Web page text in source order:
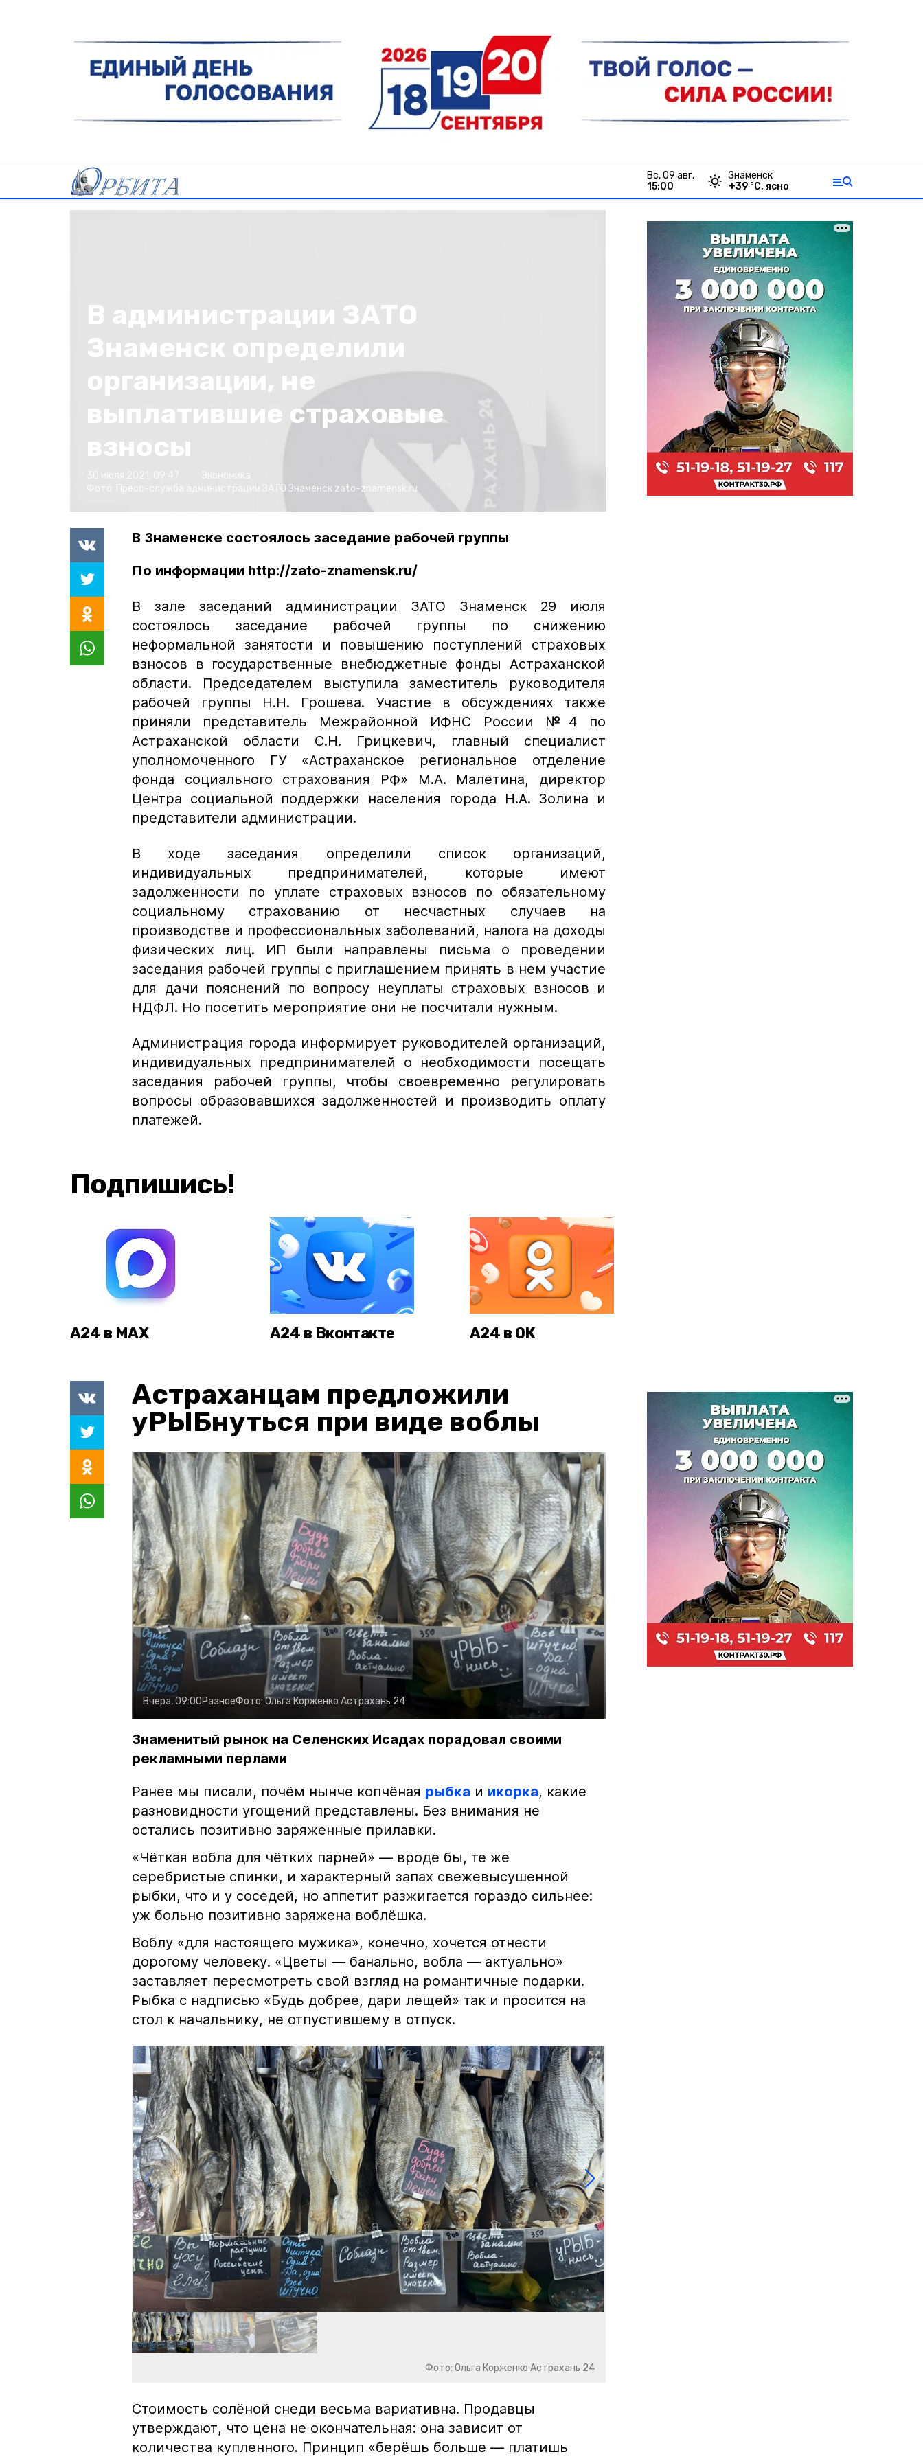
вс, 09 авг.
15:00
Знаменск
+39 °С, ясно
В администрации ЗАТО
Знаменск определили
организации, не
выплатившие страховые
взносы
Пресс-служба администрации ЗАТО Знаменск zato-znamensk.ru
В Знаменске состоялось заседание рабочей группы
По информации http://zato-znamensk.ru/
В зале заседаний администрации ЗАТО Знаменск 29 июля
состоялось заседание рабочей группы по снижению
неформальной занятости и повышению поступлений страховых
взносов в государственные внебюджетные фонды Астраханской
области. Председателем выступила заместитель руководителя
рабочей группы Н.Н. Грошева. Участие в обсуждениях также
приняли представитель Межрайонной ИФНС России №4 по
Астраханской области С.Н. Грицкевич, главный специалист
уполномоченного ГУ «Астраханское региональное отделение
фонда социального страхования РФ» М.А. Малетина, директор
Центра социальной поддержки населения города Н.А. Золина и
представители администрации.
В ходе заседания определили список организаций,
индивидуальных предпринимателей, которые имеют
задолженности по уплате страховых взносов по обязательному
социальному страхованию от несчастных случаев на
производстве и профессиональных заболеваний, налога на доходы
физических лиц. ИП были направлены письма о проведении
заседания рабочей группы с приглашением принять в нем участие
для дачи пояснений по вопросу неуплаты страховых взносов и
НДФЛ. Но посетить мероприятие они не посчитали нужным.
Администрация города информирует руководителей организаций,
индивидуальных предпринимателей о необходимости посещать
заседания рабочей группы, чтобы своевременно регулировать
вопросы образовавшихся задолженностей и производить оплату
платежей.
Подпишись!
А24 в MAX А24 в Вконтакте А24 в ОК
Астраханцам предложили
уРЫБнуться при виде воблы
Вчера, 09:00РазноеФото:Ольга Корженко Астрахань 24
Знаменитый рынок на Селенских Исадах порадовал своими
рекламными перлами
Ранее мы писали, почём нынче копчёная рыбка и икорка, какие
разновидности угощений представлены. Без внимания не
остались позитивно заряженные прилавки.
«Чёткая вобла для чётких парней» — вроде бы, те же
серебристые спинки, и характерный запах свежевысушенной
рыбки, что и у соседей, но аппетит разжигается гораздо сильнее:
уж больно позитивно заряжена воблёшка.
Воблу «для настоящего мужика», конечно, хочется отнести
дорогому человеку. «Цветы — банально, вобла — актуально»
заставляет пересмотреть свой взгляд на романтичные подарки.
Рыбка с надписью «Будь добрее, дари лещей» так и просится на
стол к начальнику, не отпустившему в отпуск.
Фото: Ольга Корженко Астрахань 24
Стоимость солёной снеди весьма вариативна. Продавцы
утверждают, что цена не окончательная: она зависит от
количества купленного. Принцип «берёшь больше — платишь